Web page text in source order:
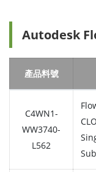
Autodesk
產品料號
C4WN1-
WW3740-
L562